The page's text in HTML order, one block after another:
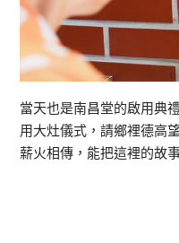
當天也是南昌堂的啟用典
用大灶儀式，請鄉裡德高
薪火相傳，能把這裡的故